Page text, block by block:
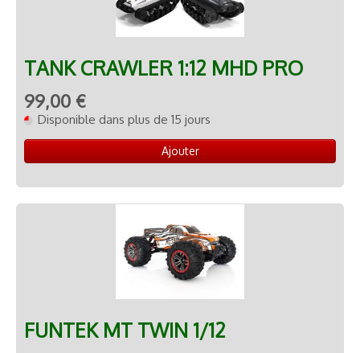
TANK CRAWLER 1:12 MHD PRO
99,00 €
Disponible dans plus de 15 jours
Ajouter
FUNTEK MT TWIN 1/12